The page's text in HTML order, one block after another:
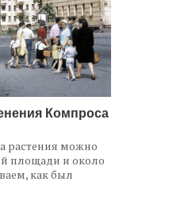
Компроса
растения можно
площади и около
как был